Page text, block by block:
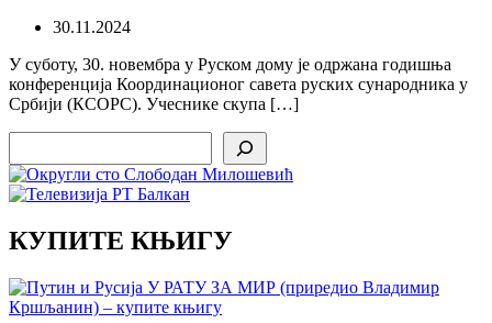
30.11.2024
У суботу, 30. новембра у Руском дому је одржана годишња
конференција Координационог савета руских сународника у
Србији (КСОРС). Учеснике скупа […]
КУПИТЕ КЊИГУ